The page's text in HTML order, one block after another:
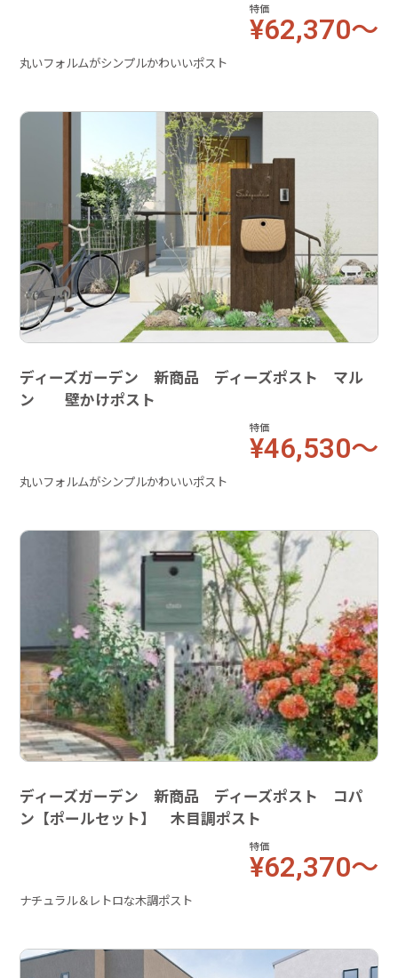
特価
¥62,370～
丸いフォルムがシンプルかわいいポスト
ディーズガーデン 新商品 ディーズポスト マル
ン 壁かけポスト
特価
¥46,530～
丸いフォルムがシンプルかわいいポスト
ディーズガーデン 新商品 ディーズポスト コパ
ン【ポールセット】 木目調ポスト
特価
¥62,370～
ナチュラル＆レトロな木調ポスト